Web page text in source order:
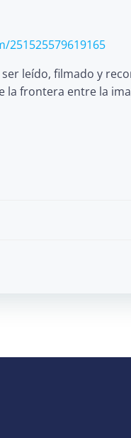
leído, filmado y
la frontera entre la